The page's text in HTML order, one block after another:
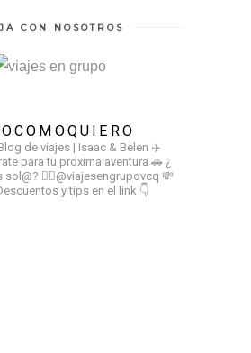
CON NOSOTROS
de viajes | Isaac & Belen ✈️
para tu proxima aventura 🚗 ¿
sol@? 👉🏻@viajesengrupovcq 💸
y tips en el link 👇